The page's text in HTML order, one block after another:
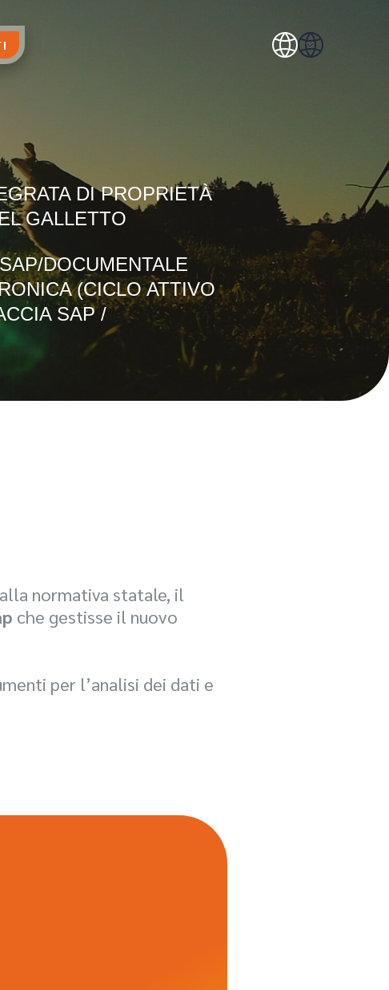
DI PROPRIETÀ
GALLETTO
DOCUMENTALE
(CICLO ATTIVO
SAP /
normativa statale, il
che gestisse il nuovo
per l’analisi dei dati e